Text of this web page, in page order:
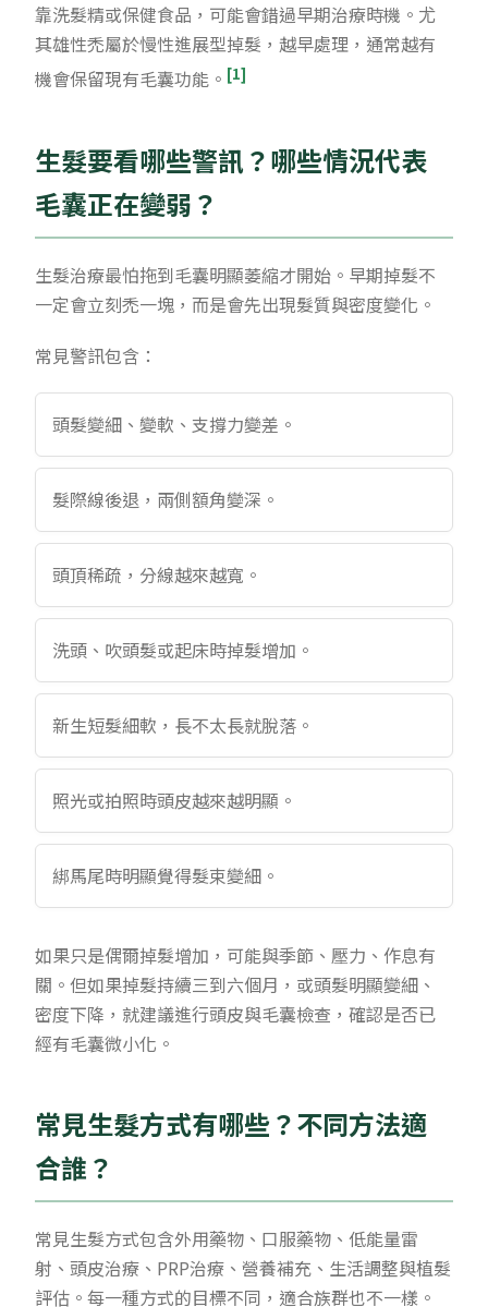
靠洗髮精或保健食品，可能會錯過早期治療時機。尤
其雄性禿屬於慢性進展型掉髮，越早處理，通常越有
機會保留現有毛囊功能。 [1]
生髮要看哪些警訊？哪些情況代表
毛囊正在變弱？
生髮治療最怕拖到毛囊明顯萎縮才開始。早期掉髮不
一定會立刻禿一塊，而是會先出現髮質與密度變化。
常見警訊包含：
頭髮變細、變軟、支撐力變差。
髮際線後退，兩側額角變深。
頭頂稀疏，分線越來越寬。
洗頭、吹頭髮或起床時掉髮增加。
新生短髮細軟，長不太長就脫落。
照光或拍照時頭皮越來越明顯。
綁馬尾時明顯覺得髮束變細。
如果只是偶爾掉髮增加，可能與季節、壓力、作息有
關。但如果掉髮持續三到六個月，或頭髮明顯變細、
密度下降，就建議進行頭皮與毛囊檢查，確認是否已
經有毛囊微小化。
常見生髮方式有哪些？不同方法適
合誰？
常見生髮方式包含外用藥物、口服藥物、低能量雷
射、頭皮治療、PRP治療、營養補充、生活調整與植髮
評估。每一種方式的目標不同，適合族群也不一樣。